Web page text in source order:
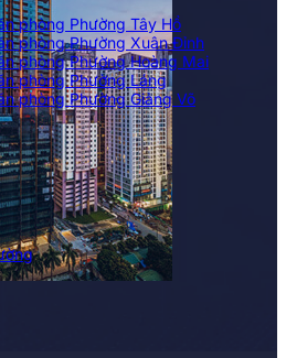
phòng Phường Tây Hồ
phòng Phường Xuân Đỉnh
phòng Phường Hoàng Mai
phòng Phường Láng
phòng Phường Giảng Võ